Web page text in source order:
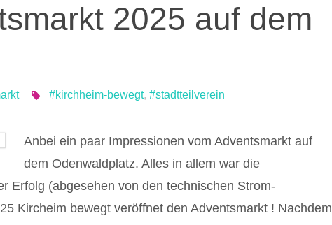
2025 auf dem
#kirchheim-bewegt, #stadtteilverein
Anbei ein paar Impressionen vom Adventsmarkt auf
dem Odenwaldplatz. Alles in allem war die
Erfolg (abgesehen von den technischen Strom-
Kircheim bewegt veröffnet den Adventsmarkt ! Nachdem